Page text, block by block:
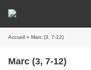
Accueil » Marc (3, 7-12)
Marc (3, 7-12)